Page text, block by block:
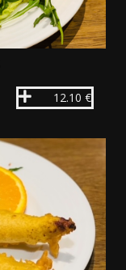
12.10 €